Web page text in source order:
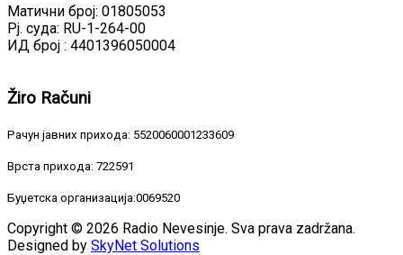
Матични број: 01805053
Рј. суда: RU-1-264-00
ИД број : 4401396050004
Žiro Računi
Рачун јавних прихода: 5520060001233609
Врста прихода: 722591
Буџетска организација:0069520
Copyright © 2026 Radio Nevesinje. Sva prava zadržana.
Designed by SkyNet Solutions